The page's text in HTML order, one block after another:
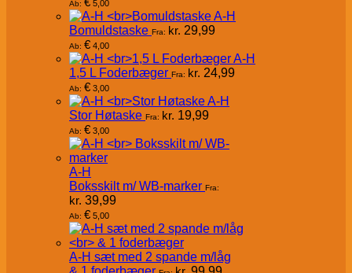
Ab: 5,00
A-H
Bomuldstaske Fra: kr. 29,99
Ab: € 4,00
A-H
1,5 L Foderbæger Fra: kr. 24,99
Ab: € 3,00
A-H
Stor Høtaske Fra: kr. 19,99
Ab: € 3,00
A-H
Boksskilt m/ WB-marker Fra:
kr. 39,99
Ab: € 5,00
A-H sæt med 2 spande m/låg